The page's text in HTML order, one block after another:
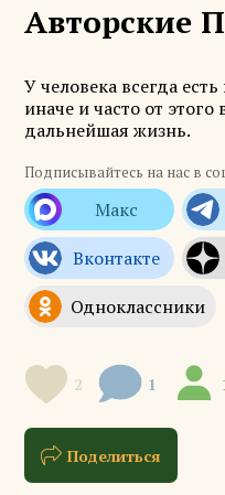
Авторские
У человека всегда
иначе и часто от этого
дальнейшая жизнь.
Подписывайтесь на нас в
2 1
Поделиться